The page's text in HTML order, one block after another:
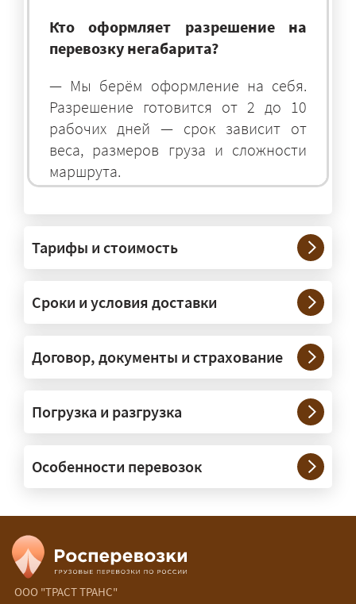
Кто оформляет разрешение на
перевозку негабарита?
— Мы берём оформление на себя.
Разрешение готовится от 2 до 10
рабочих дней — срок зависит от
веса, размеров груза и сложности
маршрута.
— На тралах и низкорамниках —
платформах, рассчитанных на
крупногабаритную технику и
конструкции. Транспорт подбираем
под конкретные размеры и вес груза.
сопровождение?
организуем. Потребность в машинах
прикрытия зависит от габаритов
груза и маршрута; это определяется
Сколько стоит перевозка
негабарита?
Тарифы и стоимость
Сроки и условия доставки
Договор, документы и страхование
Погрузка и разгрузка
Особенности перевозок
ООО "ТРАСТ ТРАНС"